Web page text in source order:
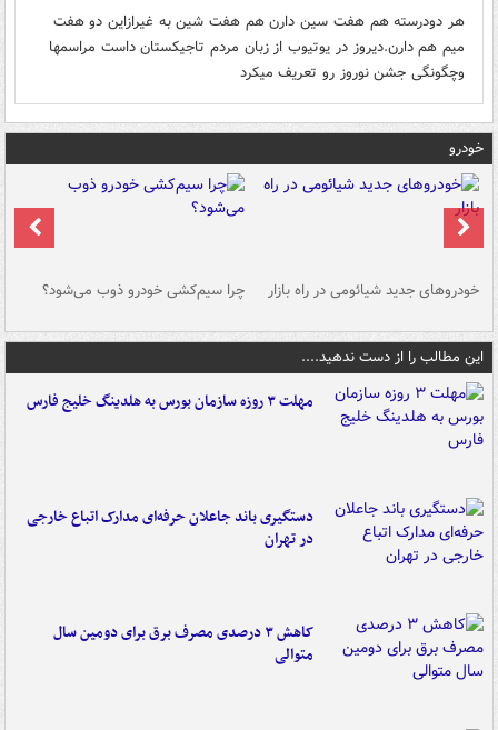
هر دودرسته هم هفت سین دارن هم هفت شین به غیرازاین دو هفت
میم هم دارن.دیروز در یوتیوب از زبان مردم تاجیکستان داست مراسمها
وچگونگی جشن نوروز رو تعریف میکرد
خودرو
خودروهای جدید شیائومی در راه بازار چرا سیم‌کشی خودرو ذوب می‌شود؟
این مطالب را از دست ندهید....
مهلت ۳ روزه سازمان بورس به هلدینگ خلیج فارس
دستگیری باند جاعلان حرفه‌ای مدارک اتباع خارجی
در تهران
کاهش ۳ درصدی مصرف برق برای دومین سال
متوالی